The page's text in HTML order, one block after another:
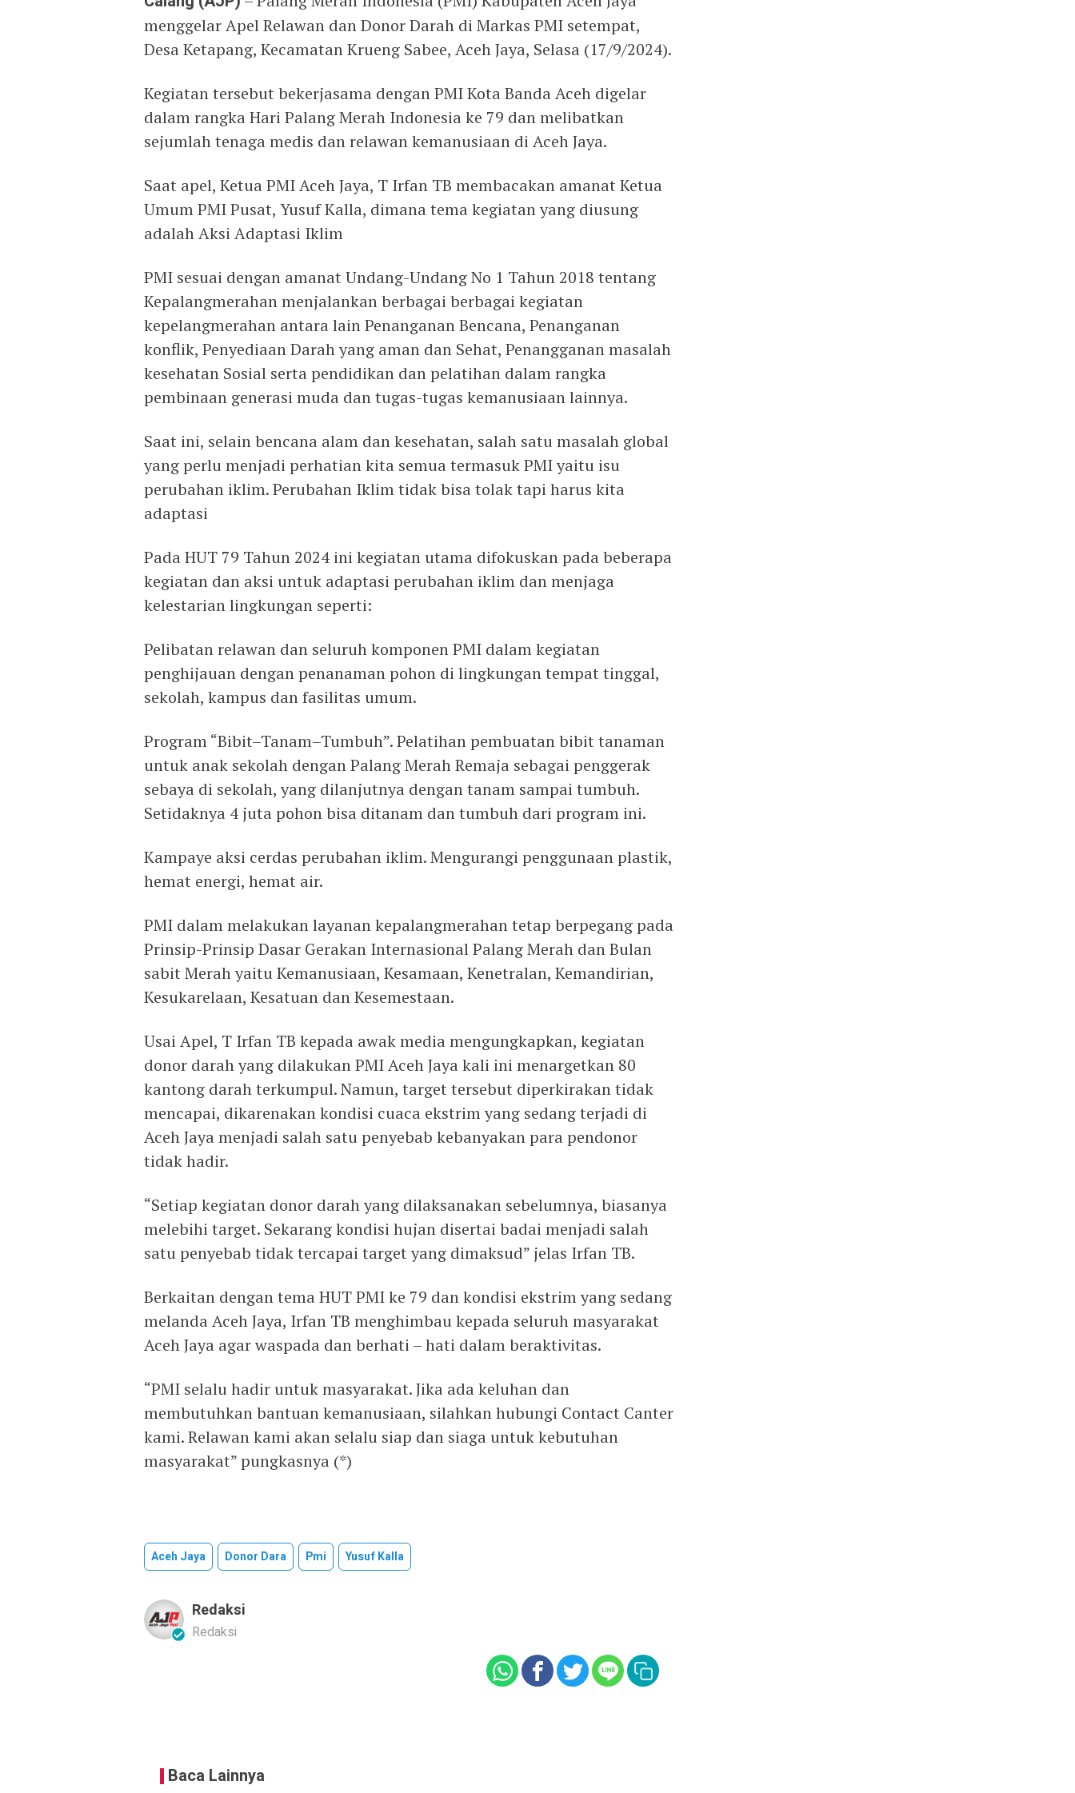
menggelar Apel Relawan dan Donor Darah di Markas PMI setempat,
Desa Ketapang, Kecamatan Krueng Sabee, Aceh Jaya, Selasa (17/9/2024).
Kegiatan tersebut bekerjasama dengan PMI Kota Banda Aceh digelar
dalam rangka Hari Palang Merah Indonesia ke 79 dan melibatkan
sejumlah tenaga medis dan relawan kemanusiaan di Aceh Jaya.
Saat apel, Ketua PMI Aceh Jaya, T Irfan TB membacakan amanat Ketua
Umum PMI Pusat, Yusuf Kalla, dimana tema kegiatan yang diusung
adalah Aksi Adaptasi Iklim
PMI sesuai dengan amanat Undang-Undang No 1 Tahun 2018 tentang
Kepalangmerahan menjalankan berbagai berbagai kegiatan
kepelangmerahan antara lain Penanganan Bencana, Penanganan
konflik, Penyediaan Darah yang aman dan Sehat, Penangganan masalah
kesehatan Sosial serta pendidikan dan pelatihan dalam rangka
pembinaan generasi muda dan tugas-tugas kemanusiaan lainnya.
Saat ini, selain bencana alam dan kesehatan, salah satu masalah global
yang perlu menjadi perhatian kita semua termasuk PMI yaitu isu
perubahan iklim. Perubahan Iklim tidak bisa tolak tapi harus kita
adaptasi
Pada HUT 79 Tahun 2024 ini kegiatan utama difokuskan pada beberapa
kegiatan dan aksi untuk adaptasi perubahan iklim dan menjaga
kelestarian lingkungan seperti:
Pelibatan relawan dan seluruh komponen PMI dalam kegiatan
penghijauan dengan penanaman pohon di lingkungan tempat tinggal,
sekolah, kampus dan fasilitas umum.
Program “Bibit–Tanam–Tumbuh”. Pelatihan pembuatan bibit tanaman
untuk anak sekolah dengan Palang Merah Remaja sebagai penggerak
sebaya di sekolah, yang dilanjutnya dengan tanam sampai tumbuh.
Setidaknya 4 juta pohon bisa ditanam dan tumbuh dari program ini.
Kampaye aksi cerdas perubahan iklim. Mengurangi penggunaan plastik,
hemat energi, hemat air.
PMI dalam melakukan layanan kepalangmerahan tetap berpegang pada
Prinsip-Prinsip Dasar Gerakan Internasional Palang Merah dan Bulan
sabit Merah yaitu Kemanusiaan, Kesamaan, Kenetralan, Kemandirian,
Kesukarelaan, Kesatuan dan Kesemestaan.
Usai Apel, T Irfan TB kepada awak media mengungkapkan, kegiatan
donor darah yang dilakukan PMI Aceh Jaya kali ini menargetkan 80
kantong darah terkumpul. Namun, target tersebut diperkirakan tidak
mencapai, dikarenakan kondisi cuaca ekstrim yang sedang terjadi di
Aceh Jaya menjadi salah satu penyebab kebanyakan para pendonor
tidak hadir.
“Setiap kegiatan donor darah yang dilaksanakan sebelumnya, biasanya
melebihi target. Sekarang kondisi hujan disertai badai menjadi salah
satu penyebab tidak tercapai target yang dimaksud” jelas Irfan TB.
Berkaitan dengan tema HUT PMI ke 79 dan kondisi ekstrim yang sedang
melanda Aceh Jaya, Irfan TB menghimbau kepada seluruh masyarakat
Aceh Jaya agar waspada dan berhati – hati dalam beraktivitas.
“PMI selalu hadir untuk masyarakat. Jika ada keluhan dan
membutuhkan bantuan kemanusiaan, silahkan hubungi Contact Canter
kami. Relawan kami akan selalu siap dan siaga untuk kebutuhan
masyarakat” pungkasnya (*)
Aceh Jaya Donor Dara Pmi Yusuf Kalla
Redaksi
Redaksi
Baca Lainnya